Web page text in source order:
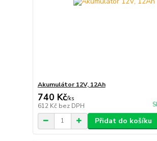
Akumulátor 12V, 12Ah
740 Kč/ks
612 Kč bez DPH
Přidat do košíku